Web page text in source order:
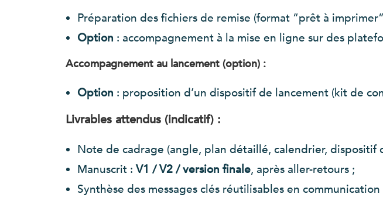
Préparation des fichiers de remise (format “prêt à
Option : accompagnement à la mise en ligne sur des
Accompagnement au lancement (option) :
Option : proposition d’un dispositif de lancement (kit de
Livrables attendus (indicatif) :
Note de cadrage (angle, plan détaillé, calendrier, dispositif
Manuscrit :V1 / V2 / version finale, après aller-retours ;
Synthèse des messages clés réutilisables en